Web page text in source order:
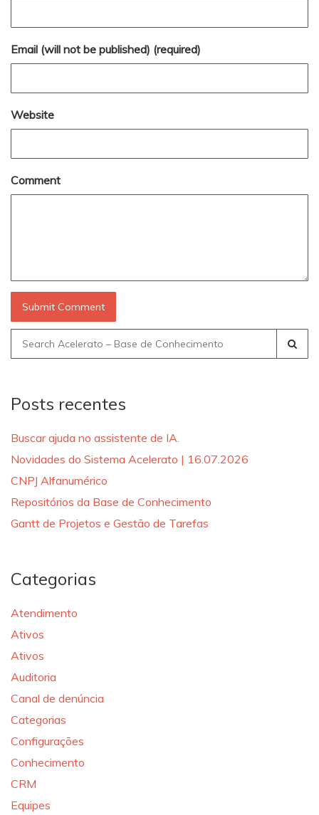
Email (will not be published) (required)
Website
Comment
Search
for:
Posts recentes
Buscar ajuda no assistente de IA.
Novidades do Sistema Acelerato | 16.07.2026
CNPJ Alfanumérico
Repositórios da Base de Conhecimento
Gantt de Projetos e Gestão de Tarefas
Categorias
Atendimento
Ativos
Ativos
Auditoria
Canal de denúncia
Categorias
Configurações
Conhecimento
CRM
Equipes